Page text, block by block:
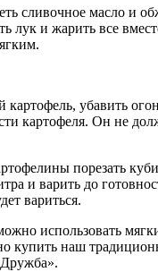
сливочное масло и
лук и жарить все
картофель, убавить
картофеля. Он не
порезать
и варить до
вариться.
использовать
купить наш